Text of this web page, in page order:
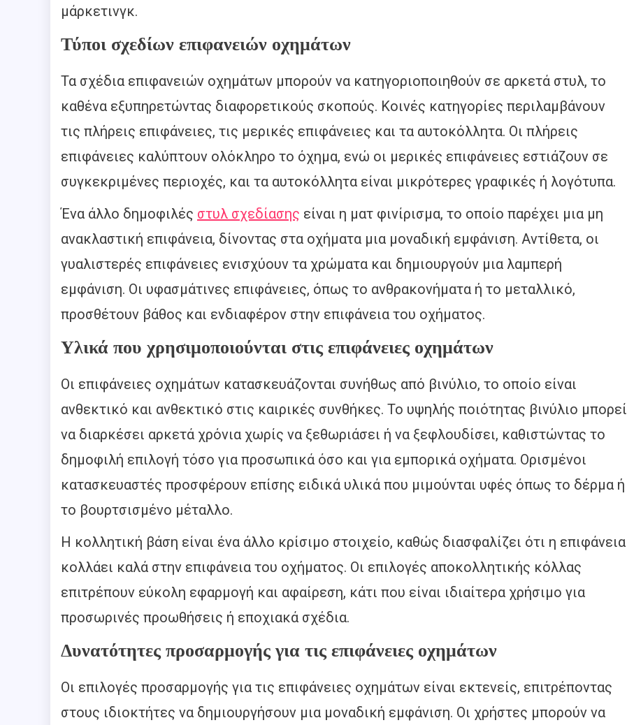
μάρκετινγκ.
Τύποι σχεδίων επιφανειών οχημάτων
Τα σχέδια επιφανειών οχημάτων μπορούν να κατηγοριοποιηθούν σε αρκετά στυλ, το
καθένα εξυπηρετώντας διαφορετικούς σκοπούς. Κοινές κατηγορίες περιλαμβάνουν
τις πλήρεις επιφάνειες, τις μερικές επιφάνειες και τα αυτοκόλλητα. Οι πλήρεις
επιφάνειες καλύπτουν ολόκληρο το όχημα, ενώ οι μερικές επιφάνειες εστιάζουν σε
συγκεκριμένες περιοχές, και τα αυτοκόλλητα είναι μικρότερες γραφικές ή λογότυπα.
Ένα άλλο δημοφιλές στυλ σχεδίασης είναι η ματ φινίρισμα, το οποίο παρέχει μια μη
ανακλαστική επιφάνεια, δίνοντας στα οχήματα μια μοναδική εμφάνιση. Αντίθετα, οι
γυαλιστερές επιφάνειες ενισχύουν τα χρώματα και δημιουργούν μια λαμπερή
εμφάνιση. Οι υφασμάτινες επιφάνειες, όπως το ανθρακονήματα ή το μεταλλικό,
προσθέτουν βάθος και ενδιαφέρον στην επιφάνεια του οχήματος.
Υλικά που χρησιμοποιούνται στις επιφάνειες οχημάτων
Οι επιφάνειες οχημάτων κατασκευάζονται συνήθως από βινύλιο, το οποίο είναι
ανθεκτικό και ανθεκτικό στις καιρικές συνθήκες. Το υψηλής ποιότητας βινύλιο μπορεί
να διαρκέσει αρκετά χρόνια χωρίς να ξεθωριάσει ή να ξεφλουδίσει, καθιστώντας το
δημοφιλή επιλογή τόσο για προσωπικά όσο και για εμπορικά οχήματα. Ορισμένοι
κατασκευαστές προσφέρουν επίσης ειδικά υλικά που μιμούνται υφές όπως το δέρμα ή
το βουρτσισμένο μέταλλο.
Η κολλητική βάση είναι ένα άλλο κρίσιμο στοιχείο, καθώς διασφαλίζει ότι η επιφάνεια
κολλάει καλά στην επιφάνεια του οχήματος. Οι επιλογές αποκολλητικής κόλλας
επιτρέπουν εύκολη εφαρμογή και αφαίρεση, κάτι που είναι ιδιαίτερα χρήσιμο για
προσωρινές προωθήσεις ή εποχιακά σχέδια.
Δυνατότητες προσαρμογής για τις επιφάνειες οχημάτων
Οι επιλογές προσαρμογής για τις επιφάνειες οχημάτων είναι εκτενείς, επιτρέποντας
στους ιδιοκτήτες να δημιουργήσουν μια μοναδική εμφάνιση. Οι χρήστες μπορούν να